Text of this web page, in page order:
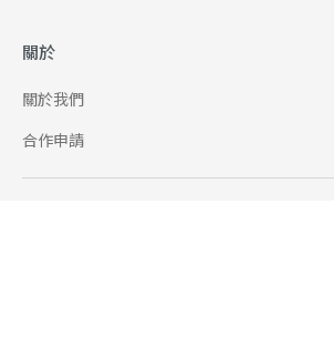
關於
關於我們
合作申請